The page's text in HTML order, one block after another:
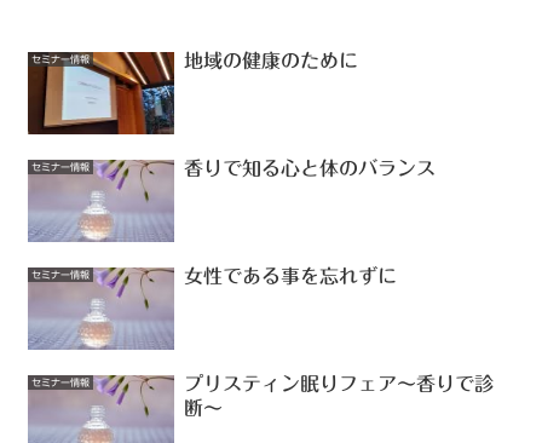
セミナー情報 地域の健康のために
セミナー情報 香りで知る心と体のバランス
セミナー情報 女性である事を忘れずに
セミナー情報
プリスティン眠りフェア〜香りで診
断〜